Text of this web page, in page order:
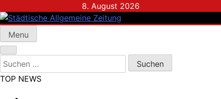
to
content
8. August 2026
Städtische Allgemeine Zeitung
Menu
Suchen
nach:
TOP NEWS